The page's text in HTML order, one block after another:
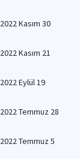
2022 Kasım 30
2022 Kasım 21
2022 Eylül 19
2022 Temmuz 28
2022 Temmuz 5